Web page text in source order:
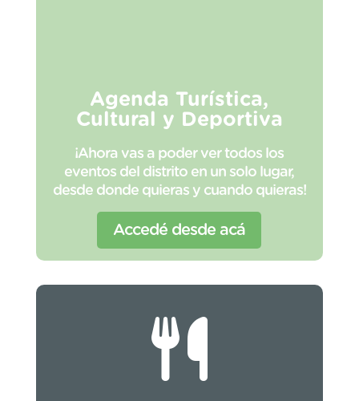
Agenda Turística,
Cultural y Deportiva
¡Ahora vas a poder ver todos los
eventos del distrito en un solo lugar,
desde donde quieras y cuando quieras!
Accedé desde acá